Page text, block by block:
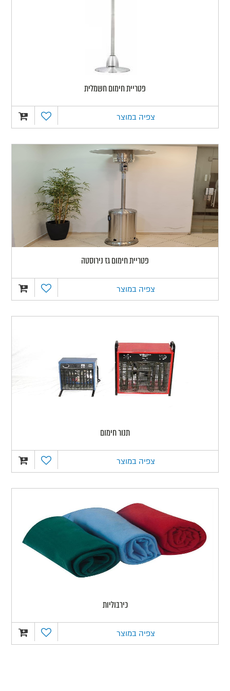
פטריית חימום חשמלית
צפיה במוצר
פטריית חימום גז נירוסטה
צפיה במוצר
תנור חימום
צפיה במוצר
כירבוליות
צפיה במוצר